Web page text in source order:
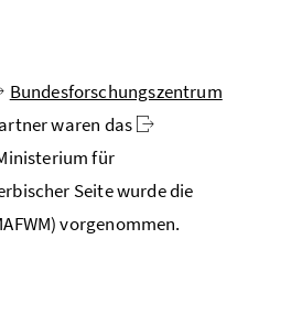
Bundesforschungszentrum
waren das
für
Seite wurde die
vorgenommen.